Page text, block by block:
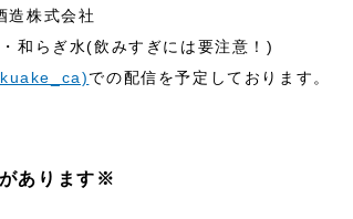
造株式会社
和らぎ水(飲みすぎには要注意！)
での配信を予定しております。
あります※